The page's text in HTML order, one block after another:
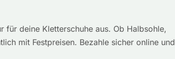
für deine Kletterschuhe aus. Ob Halbsohle,
mit Festpreisen. Bezahle sicher online und